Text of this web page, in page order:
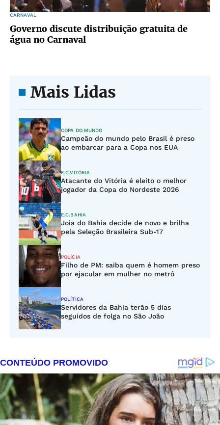
CARNAVAL
Governo discute distribuição gratuita de
água no Carnaval
Mais Lidas
COPA DO MUNDO
Campeão do mundo pelo Brasil é preso
ao embarcar para a Copa nos EUA
E.C.VITÓRIA
Atacante do Vitória é eleito o melhor
jogador da Copa do Nordeste 2026
E.C.BAHIA
Joia do Bahia decide de novo e brilha
pela Seleção Brasileira Sub-17
POLÍCIA
Filho de PM: saiba quem é homem preso
por ejacular em mulher no metrô
POLÍTICA
Servidores da Bahia terão 5 dias
seguidos de folga no São João